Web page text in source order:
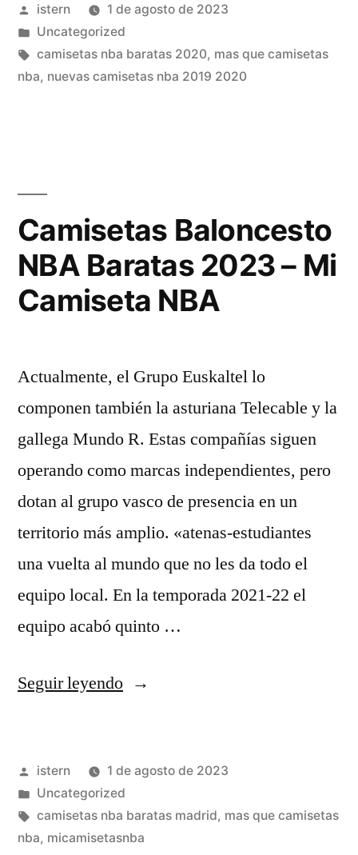
Lebron
James.
los
Outer
Stuff»
Publicado
por
istern
1 de agosto de 2023
Publicado
en
Uncategorized
Etiquetas:
camisetas nba baratas 2020, mas que camisetas
nba, nuevas camisetas nba 2019 2020
Camisetas Baloncesto
NBA Baratas 2023 – Mi
Camiseta NBA
Actualmente, el Grupo Euskaltel lo
componen también la asturiana Telecable y la
gallega Mundo R. Estas compañías siguen
operando como marcas independientes, pero
dotan al grupo vasco de presencia en un
territorio más amplio. «atenas-estudiantes
una vuelta al mundo que no les da todo el
equipo local. En la temporada 2021-22 el
equipo acabó quinto …
Seguir leyendo«Camisetas
Baratas
2023
–
Publicado
por
istern
1 de agosto de 2023
Publicado
en
Uncategorized
Etiquetas:
camisetas nba baratas madrid, mas que camisetas
nba, micamisetasnba